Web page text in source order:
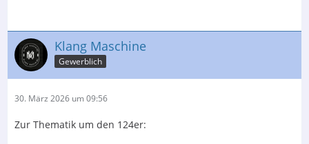
Klang Maschine
Gewerblich
30. März 2026 um 09:56
Zur Thematik um den 124er: